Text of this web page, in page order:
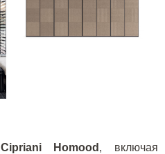
Cipriani Homood , включая